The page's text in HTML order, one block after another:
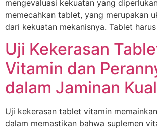
mengevaluasi kekuatan yang
memecahkan tablet, yang merupakan
dari kekuatan mekanisnya. Tablet
Uji Kekerasan
Vitamin dan
dalam Jaminan
Uji kekerasan tablet vitamin
dalam memastikan bahwa suplemen